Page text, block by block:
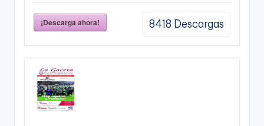
¡Descarga ahora! 8418 Descargas